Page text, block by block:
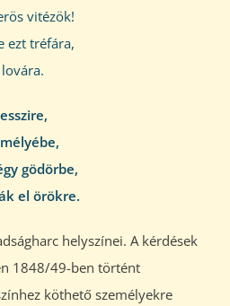
vitézök!
ezt tréfára,
gödörbe,
el örökre.
helyszínei. A kérdések
1848/49-ben történt
köthető személyekre